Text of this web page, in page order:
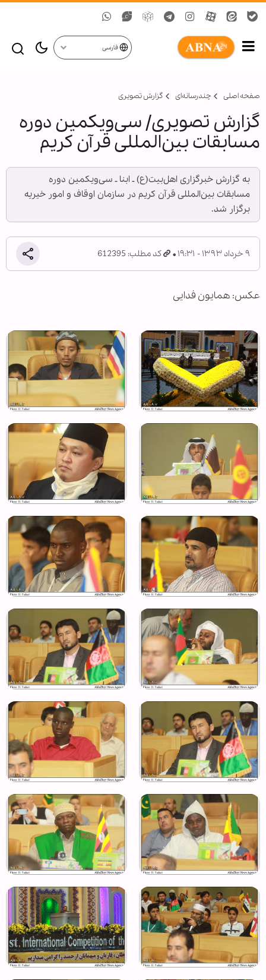
فارسی
صفحه اصلی چندرسانه‌ای گزارش تصويری
گزارش تصویری/ سی‌ویکمین دوره
مسابقات بین‌المللی قرآن کریم
به گزارش خبرگزاری اهل‌بیت(ع) ـ ابنا ـ سی‌ویکمین دوره
مسابقات بین‌المللی قرآن کریم در سازمان اوقاف و امور خیریه
برگزار شد.
۹ خرداد ۱۳۹۳ - ۱۹:۳۱ کد مطلب: 612395
عکس: همایون فدایی